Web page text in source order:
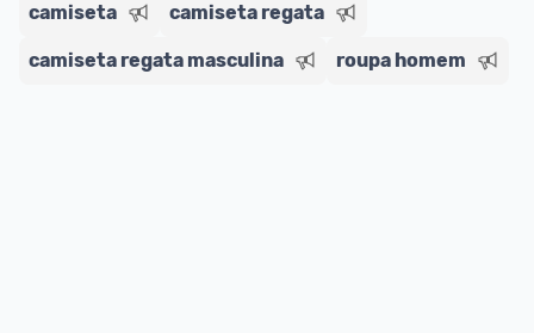
camiseta
camiseta regata
camiseta regata masculina roupa homem